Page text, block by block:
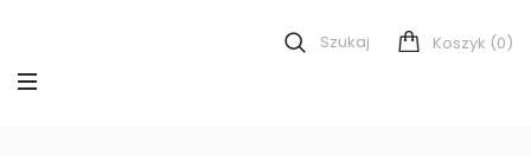
Szukaj Koszyk (0)